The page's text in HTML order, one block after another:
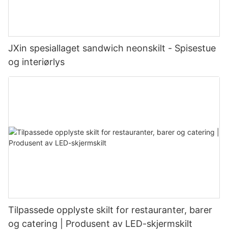
JXin spesiallaget sandwich neonskilt - Spisestue
og interiørlys
Tilpassede opplyste skilt for restauranter, barer
og catering | Produsent av LED-skjermskilt